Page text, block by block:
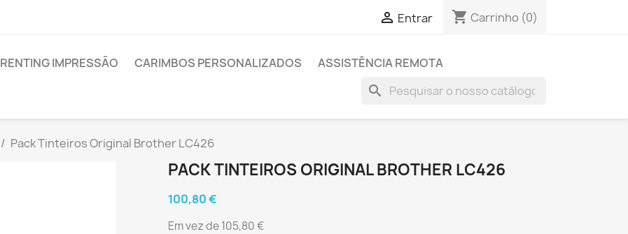
 Entrar shopping_cart Carrinho (0)
RENTING IMPRESSÃO CARIMBOS PERSONALIZADOS ASSISTÊNCIA REMOTA
search
Pack Tinteiros Original Brother LC426
PACK TINTEIROS ORIGINAL BROTHER LC426
100,80 €
Em vez de 105,80 €